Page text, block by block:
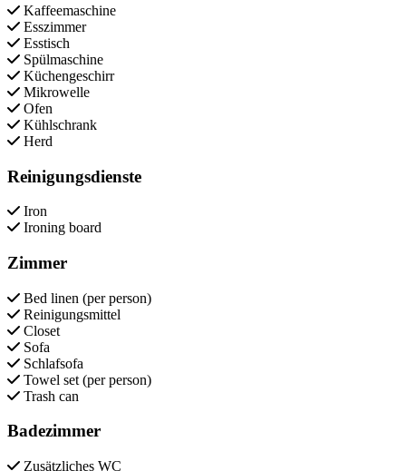
Kaffeemaschine
Esszimmer
Esstisch
Spülmaschine
Küchengeschirr
Mikrowelle
Ofen
Kühlschrank
Herd
Reinigungsdienste
Iron
Ironing board
Zimmer
Bed linen (per person)
Reinigungsmittel
Closet
Sofa
Schlafsofa
Towel set (per person)
Trash can
Badezimmer
Zusätzliches WC